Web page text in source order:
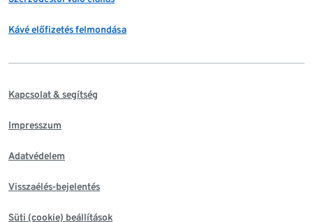
Kávé előfizetés felmondása
Kapcsolat & segítség
Impresszum
Adatvédelem
Visszaélés-bejelentés
Süti (cookie) beállítások